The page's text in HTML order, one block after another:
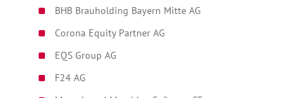
BHB Brauholding Bayern Mitte AG
Corona Equity Partner AG
EQS Group AG
F24 AG